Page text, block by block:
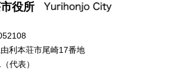
役所
利本荘市尾崎17番地
代表）